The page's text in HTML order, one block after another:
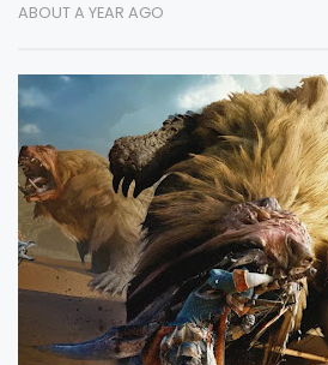
ABOUT A YEAR AGO